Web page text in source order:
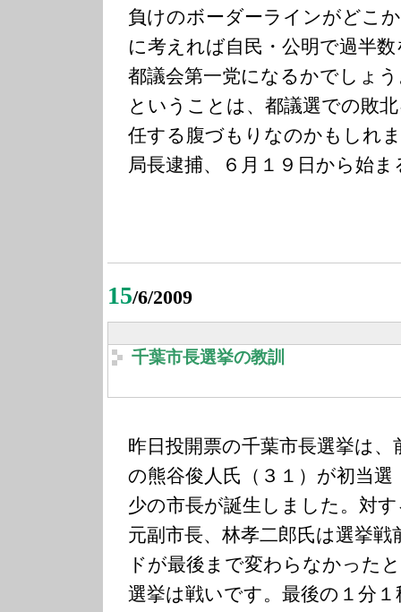
負けのボーダーラインがどこ
に考えれば自民・公明で過半
都議会第一党になるかでしょ
ということは、都議選での敗
任する腹づもりなのかもしれ
局長逮捕、６月１９日から始
15/6/2009
千葉市長選挙の教訓
昨日投開票の千葉市長選挙は
の熊谷俊人氏（３１）が初当選
少の市長が誕生しました。対
元副市長、林孝二郎氏は選挙
ドが最後まで変わらなかった
選挙は戦いです。最後の１分